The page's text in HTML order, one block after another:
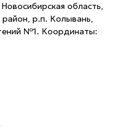
область,
р.п. Колывань,
№1. Координаты: